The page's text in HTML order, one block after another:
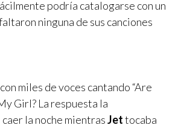
podría catalogarse con un
ninguna de sus canciones
miles de voces cantando “Are
Girl? La respuesta la
la noche mientrasJettocaba